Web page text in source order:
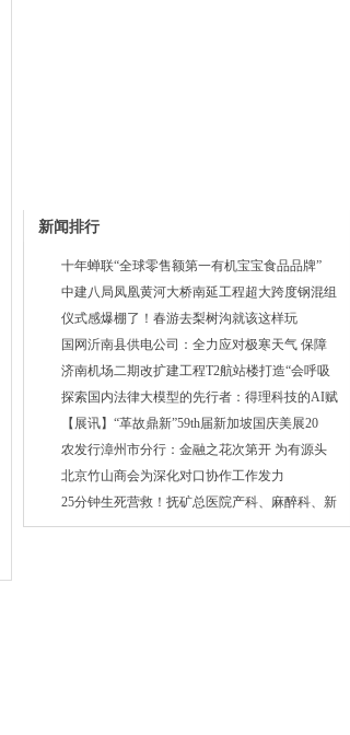
新闻排行
十年蝉联“全球零售额第一有机宝宝食品品牌”
中建八局凤凰黄河大桥南延工程超大跨度钢混组
仪式感爆棚了！春游去梨树沟就该这样玩
国网沂南县供电公司：全力应对极寒天气 保障
济南机场二期改扩建工程T2航站楼打造“会呼吸
探索国内法律大模型的先行者：得理科技的AI赋
【展讯】“革故鼎新”59th届新加坡国庆美展20
农发行漳州市分行：金融之花次第开 为有源头
北京竹山商会为深化对口协作工作发力
25分钟生死营救！抚矿总医院产科、麻醉科、新